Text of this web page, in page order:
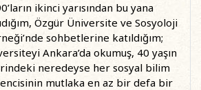
ikinci yarısından bu yana
Özgür Üniversite ve Sosyoloji
sohbetlerine katıldığım;
Ankara’da okumuş, 40 yaşın
neredeyse her sosyal bilim
mutlaka en az bir defa bir